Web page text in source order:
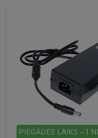
PIEGĀDES LAIKS ~1